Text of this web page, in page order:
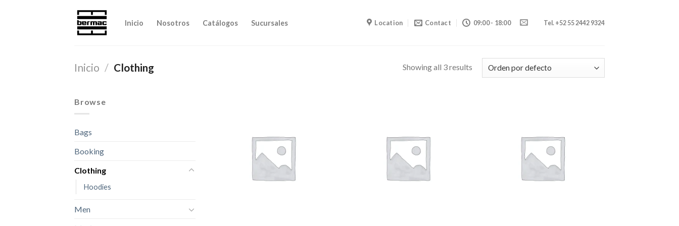
Inicio Nosotros Catálogos Sucursales Location Contact 09:00 - 18:00 Tel. +52 55 2442 9324
Inicio / Clothing Showing all 3 results
Browse
Bags
Booking
Clothing
Hoodies
Men